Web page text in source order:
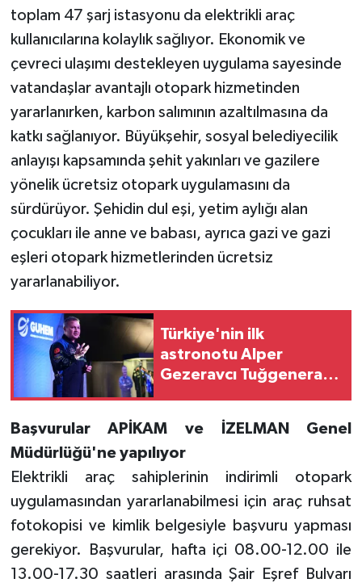
toplam 47 şarj istasyonu da elektrikli araç
kullanıcılarına kolaylık sağlıyor. Ekonomik ve
çevreci ulaşımı destekleyen uygulama sayesinde
vatandaşlar avantajlı otopark hizmetinden
yararlanırken, karbon salımının azaltılmasına da
katkı sağlanıyor. Büyükşehir, sosyal belediyecilik
anlayışı kapsamında şehit yakınları ve gazilere
yönelik ücretsiz otopark uygulamasını da
sürdürüyor. Şehidin dul eşi, yetim aylığı alan
çocukları ile anne ve babası, ayrıca gazi ve gazi
eşleri otopark hizmetlerinden ücretsiz
yararlanabiliyor.
Türkiye'nin ilk
astronotu Alper
Gezeravcı Tuğgeneral
Başvurular APİKAM ve İZELMAN Genel
Müdürlüğü'ne yapılıyor
Elektrikli araç sahiplerinin indirimli otopark
uygulamasından yararlanabilmesi için araç ruhsat
fotokopisi ve kimlik belgesiyle başvuru yapması
gerekiyor. Başvurular, hafta içi 08.00-12.00 ile
13.00-17.30 saatleri arasında Şair Eşref Bulvarı